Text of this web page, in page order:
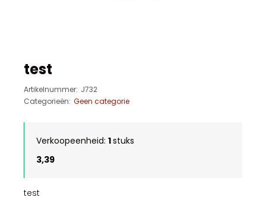
test
Artikelnummer: J732
Categorieën: Geen categorie
Verkoopeenheid: 1stuks
3,39
test